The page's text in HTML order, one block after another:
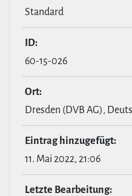
Standard
ID:
60-15-026
Ort:
Dresden (DVB AG),
Eintrag hin­zu­ge­fügt:
11. Mai 2022, 21:06
Letzte Bear­bei­tung: